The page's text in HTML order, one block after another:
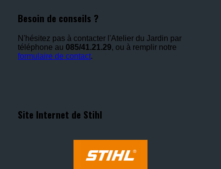
Besoin de conseils ?
N'hésitez pas à contacter l'Atelier du Jardin par
téléphone au 085/41.21.29, ou à remplir notre
formulaire de contact.
Site Internet de Stihl